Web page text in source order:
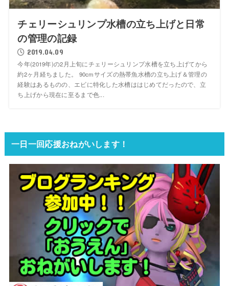
チェリーシュリンプ水槽の立ち上げと日常
の管理の記録
2019.04.09
今年(2019年)の2月上旬にチェリーシュリンプ水槽を立ち上げてから
約2ヶ月経ちました。 90cmサイズの熱帯魚水槽の立ち上げ＆管理の
経験はあるものの、エビに特化した水槽ははじめてだったので、立
ち上げから現在に至るまで色...
一日一回応援おねがいします！